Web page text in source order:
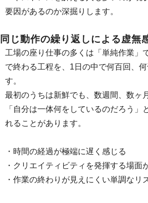
要因があるのか深掘りします。
同じ動作の繰り返しによる虚無
工場の座り仕事の多くは「単純作業」
で終わる工程を、1日の中で何百回、
す。
最初のうちは新鮮でも、数週間、数ヶ
「自分は一体何をしているのだろう」
れることがあります。
・時間の経過が極端に遅く感じる
・クリエイティビティを発揮する場面
・作業の終わりが見えにくい単調なリ